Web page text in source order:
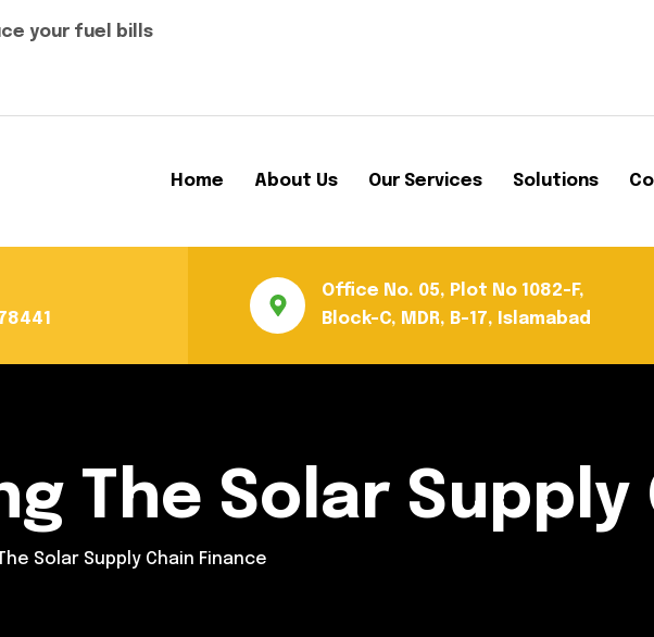
your fuel bills
Home About Us Our Services Solutions
Office No. 05, Plot No 1082-F,
Block-C, MDR, B-17, Islamabad
The Solar
Solar Supply Chain Finance